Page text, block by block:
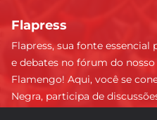
Flapress
Flapress, sua fonte essencial
e debates no fórum do
Flamengo! Aqui, você se
Negra, participa de